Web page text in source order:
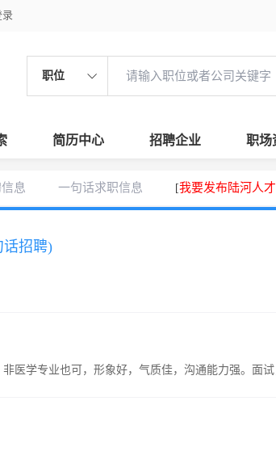
录
职位
简历中心 招聘企业 职场
息 一句话求职信息 [我要发布陆河人
话招聘)
医学专业也可，形象好，气质佳，沟通能力强。面试